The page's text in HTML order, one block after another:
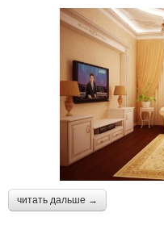
читать дальше →